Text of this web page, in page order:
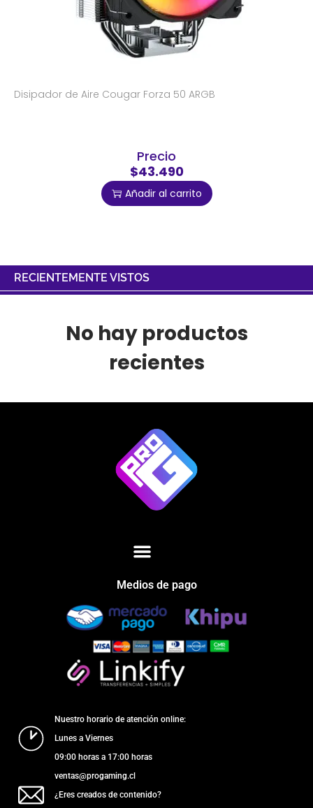
Disipador de Aire Cougar Forza 50 ARGB
Precio
$43.490
Añadir al carrito
RECIENTEMENTE VISTOS
No hay productos
recientes
Medios de pago
Nuestro horario de atención online:
Lunes a Viernes
09:00 horas a 17:00 horas
ventas@progaming.cl
¿Eres creados de contenido?